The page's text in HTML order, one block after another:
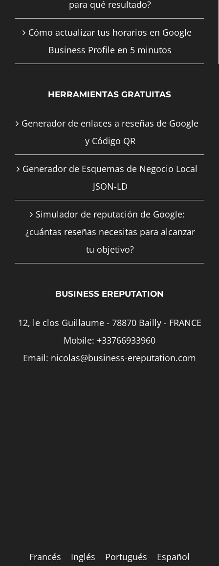
para qué resultado?
Cómo actualizar tus horarios en Google
Business Profile en 5 minutos
HERRAMIENTAS GRATUITAS
Generador de enlaces a reseñas de Google
y Código QR
Generador de Esquemas de Negocio Local
JSON-LD
Simulador de reputación de Google:
¿cuántas reseñas necesitas para alcanzar
tu objetivo?
BUSINESS EREPUTATION
12, le clos Guillaume - 78870 Bailly - FRANCE
Mobile: +33766933960
Email: nicolas@business-ereputation.com
Francés Inglés Portugués Español